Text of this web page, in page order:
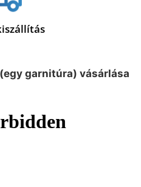
garnitúra) vásárlása